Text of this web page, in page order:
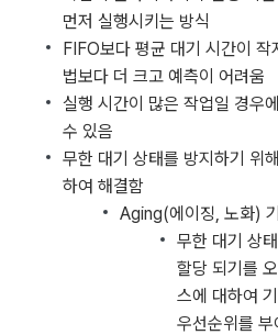
먼저 실행시키는 방식
FIFO보다 평균 대기 시간이 작
법보다 더 크고 예측이 어려움
실행 시간이 많은 작업일 경우
수 있음
무한 대기 상태를 방지하기 위
하여 해결함
Aging(에이징, 노화)
무한 대기 상
할당 되기를
스에 대하여
우선순위를